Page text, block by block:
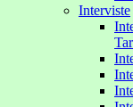
Interviste